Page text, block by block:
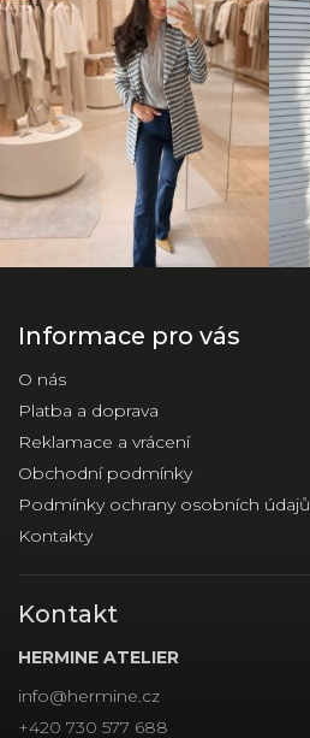
Informace pro vás
O nás
Platba a doprava
Reklamace a vrácení
Obchodní podmínky
Podmínky ochrany osobních údajů
Kontakty
Kontakt
HERMINE ATELIER
info@hermine.cz
+420 730 577 688